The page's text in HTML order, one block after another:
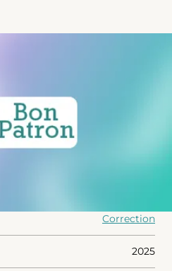
Correction
2025